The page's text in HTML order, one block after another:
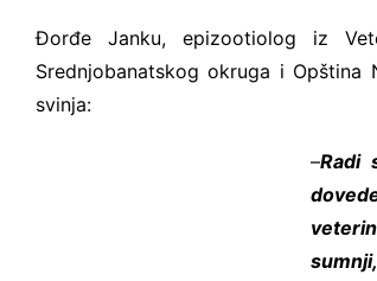
Đorđe Janku, epizootiolog iz
Srednjobanatskog okruga i Opština
svinja:
–Radi